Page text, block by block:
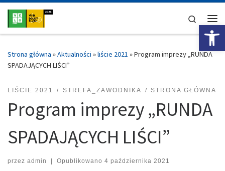
Przejdź do treści
Search
Strona główna »Aktualności »liście 2021 »Program imprezy „RUNDA
SPADAJĄCYCH LIŚCI”
LIŚCIE 2021 STREFA_ZAWODNIKA STRONA GŁÓWNA
Program imprezy „RUNDA
SPADAJĄCYCH LIŚCI”
przez admin | Opublikowano 4 października 2021